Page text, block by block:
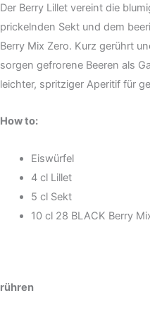
Der Berry Lillet vereint die
prickelnden Sekt und dem
Berry Mix Zero. Kurz gerührt
sorgen gefrorene Beeren als
leichter, spritziger Aperitif für
How to:
Eiswürfel
4 cl Lillet
5 cl Sekt
10 cl 28 BLACK Berry
rühren